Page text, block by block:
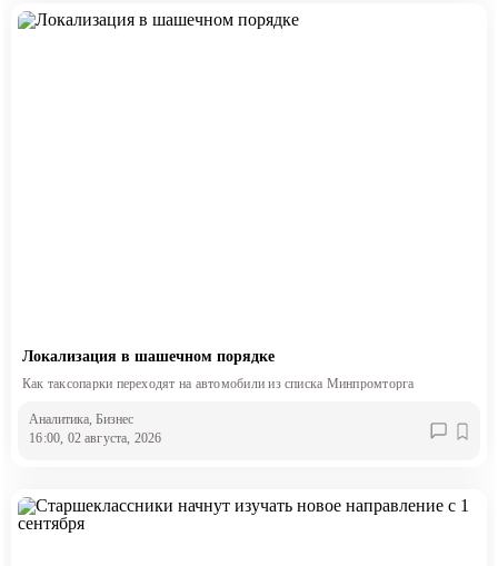
Локализация в шашечном порядке
Как таксопарки переходят на автомобили из списка Минпромторга
Аналитика , Бизнес
16:00, 02 августа, 2026